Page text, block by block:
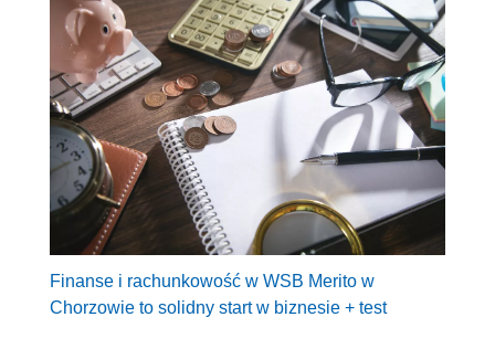
Finanse i rachunkowość w WSB Merito w
Chorzowie to solidny start w biznesie + test